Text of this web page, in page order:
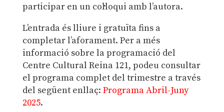
participar en un col·loqui amb l’autora.
L’entrada és lliure i gratuïta fins a
completar l’aforament. Per a més
informació sobre la programació del
Centre Cultural Reina 121, podeu consultar
el programa complet del trimestre a través
del següent enllaç: Programa Abril-Juny
2025.